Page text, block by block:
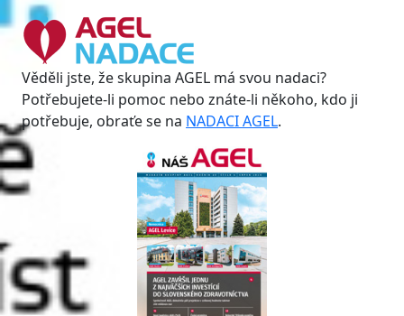
Věděli jste, že skupina AGEL má svou nadaci?
Potřebujete-li pomoc nebo znáte-li někoho, kdo ji
potřebuje, obraťe se na NADACI AGEL.